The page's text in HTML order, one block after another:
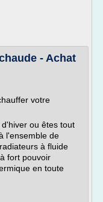
- Achat
votre
ou êtes tout
l'ensemble de
à fluide
fort pouvoir
en toute